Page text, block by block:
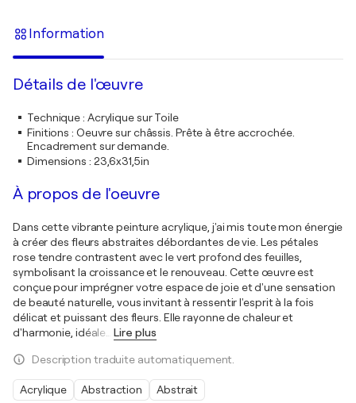
Information
Détails de l'œuvre
Technique: Acrylique sur Toile
Finitions : Oeuvre sur châssis. Prête à être accrochée.
Encadrement sur demande.
Dimensions : 23,6x31,5in
À propos de l'oeuvre
Dans cette vibrante peinture acrylique, j'ai mis toute mon énergie
à créer des fleurs abstraites débordantes de vie. Les pétales
rose tendre contrastent avec le vert profond des feuilles,
symbolisant la croissance et le renouveau. Cette œuvre est
conçue pour imprégner votre espace de joie et d'une sensation
de beauté naturelle, vous invitant à ressentir l'esprit à la fois
délicat et puissant des fleurs. Elle rayonne de chaleur et
d'harmonie, idéale
Lire plus
Description traduite automatiquement.
Acrylique Abstraction Abstrait